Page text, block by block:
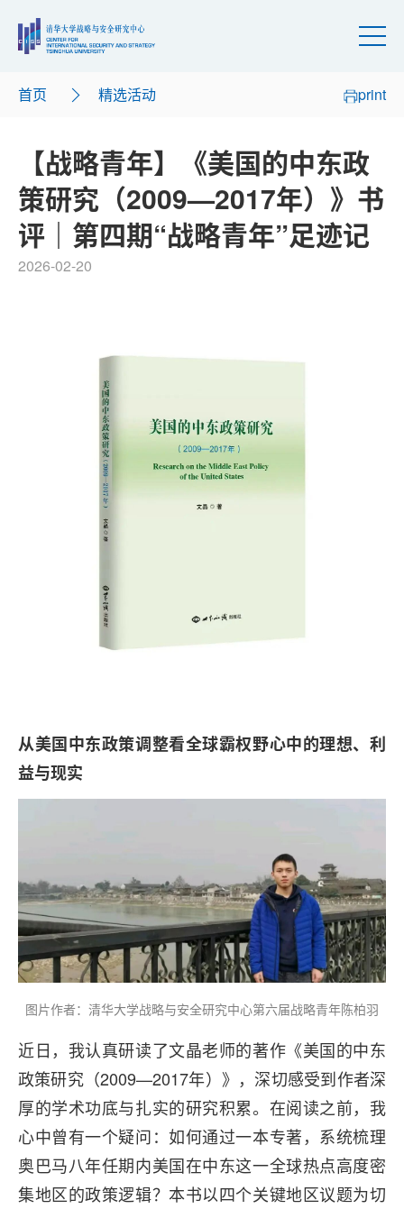
首页 精选活动 print
【战略青年】《美国的中东政
策研究（2009—2017年）》书
评｜第四期“战略青年”足迹记
2026-02-20
从美国中东政策调整看全球霸权野心中的理想、利
益与现实
图片作者：清华大学战略与安全研究中心第六届战略青年陈柏羽
近日，我认真研读了文晶老师的著作《美国的中东
政策研究（2009—2017年）》，深切感受到作者深
厚的学术功底与扎实的研究积累。在阅读之前，我
心中曾有一个疑问：如何通过一本专著，系统梳理
奥巴马八年任期内美国在中东这一全球热点高度密
集地区的政策逻辑？本书以四个关键地区议题为切